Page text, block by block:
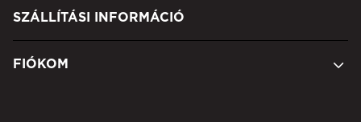
SZÁLLÍTÁSI INFORMÁCIÓ
FIÓKOM